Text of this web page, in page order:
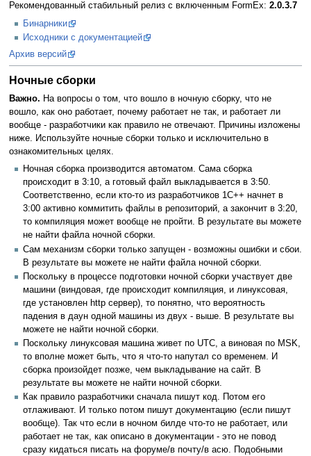
Рекомендованный стабильный релиз c включенным FormEx: 2.0.3.7
Бинарники
Исходники с документацией
Архив версий
Ночные сборки
Важно. На вопросы о том, что вошло в ночную сборку, что не
вошло, как оно работает, почему работает не так, и работает ли
вообще - разработчики как правило не отвечают. Причины изложены
ниже. Используйте ночные сборки только и исключительно в
ознакомительных целях.
Ночная сборка производится автоматом. Сама сборка
происходит в 3:10, а готовый файл выкладывается в 3:50.
Соответственно, если кто-то из разработчиков 1С++ начнет в
3:00 активно коммитить файлы в репозиторий, а закончит в 3:20,
то компиляция может вообще не пройти. В результате вы можете
не найти файла ночной сборки.
Сам механизм сборки только запущен - возможны ошибки и сбои.
В результате вы можете не найти файла ночной сборки.
Поскольку в процессе подготовки ночной сборки участвует две
машини (виндовая, где происходит компиляция, и линуксовая,
где установлен http сервер), то понятно, что вероятность
падения в даун одной машины из двух - выше. В результате вы
можете не найти ночной сборки.
Поскольку линуксовая машина живет по UTC, а виновая по MSK,
то вполне может быть, что я что-то напутал со временем. И
сборка произойдет позже, чем выкладывание на сайт. В
результате вы можете не найти ночной сборки.
Как правило разработчики сначала пишут код. Потом его
отлаживают. И только потом пишут документацию (если пишут
вообще). Так что если в ночном билде что-то не работает, или
работает не так, как описано в документации - это не повод
сразу кидаться писать на форуме/в почту/в асю. Подобными